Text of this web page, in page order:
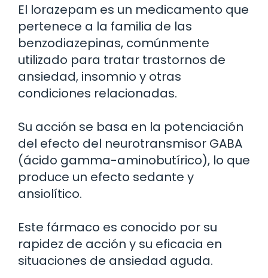
El lorazepam es un medicamento que
pertenece a la familia de las
benzodiazepinas, comúnmente
utilizado para tratar trastornos de
ansiedad, insomnio y otras
condiciones relacionadas.
Su acción se basa en la potenciación
del efecto del neurotransmisor GABA
(ácido gamma-aminobutírico), lo que
produce un efecto sedante y
ansiolítico.
Este fármaco es conocido por su
rapidez de acción y su eficacia en
situaciones de ansiedad aguda.